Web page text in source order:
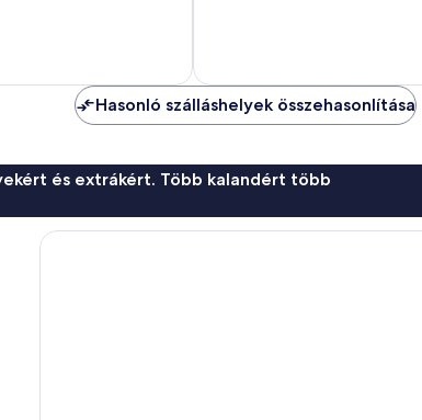
Hasonló szálláshelyek összehasonlítása
és extrákért. Több kalandért több